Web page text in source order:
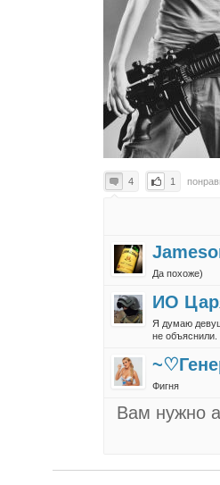
4 1
Да похоже)
ИО
Я думаю
не объяснили.
Фигня
Вам нужно